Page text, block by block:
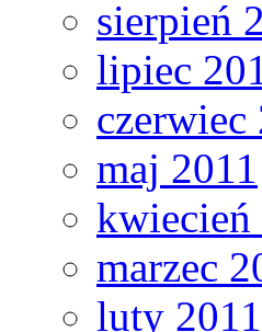
sierpień
lipiec
czerwiec
maj 2011
kwiecień
marzec
luty 2011